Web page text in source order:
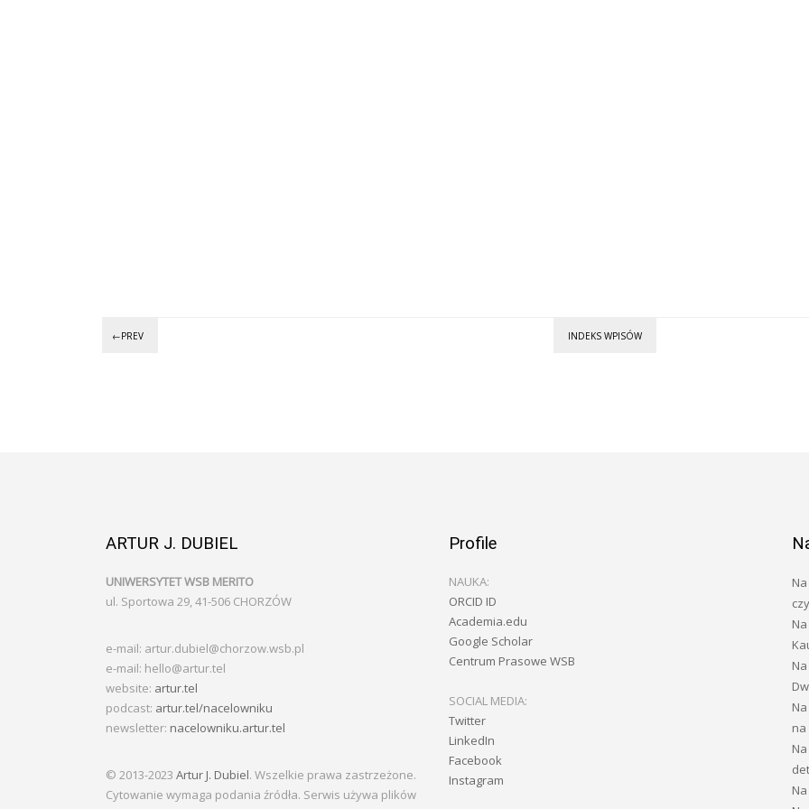
←PREV INDEKS WPISÓW
ARTUR J. DUBIEL
UNIWERSYTET WSB MERITO
ul. Sportowa 29, 41-506 CHORZÓW
e-mail: artur.dubiel@chorzow.wsb.pl
e-mail: hello@artur.tel
website: artur.tel
podcast: artur.tel/nacelowniku
newsletter: nacelowniku.artur.tel
© 2013-2023 Artur J. Dubiel. Wszelkie prawa zastrzeżone.
Cytowanie wymaga podania źródła. Serwis używa plików
Profile
NAUKA:
ORCID ID
Academia.edu
Google Scholar
Centrum Prasowe WSB
SOCIAL MEDIA:
Twitter
LinkedIn
Facebook
Instagram
na